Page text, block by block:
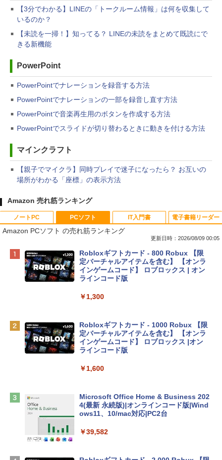
【3分でわかる】LINEの「トークルーム情報」は何を収集して
いるのか？
【未読を一掃！】知ってる？ LINEの未読をまとめて既読にで
きる新機能
PowerPoint
PowerPointでナレーションを録音する方法
PowerPointでナレーションの一部を録音し直す方法
PowerPointで音楽再生用のボタンを作成する方法
PowerPointでスライドが切り替わるときに動きを付ける方法
マインクラフト
【親子でマイクラ】同時プレイで迷子になったら？ お互いの
場所がわかる「座標」の表示方法
Amazon 売れ筋ランキング
ノートPC
Apple 2026 MacBook Neo A18 Proチッ
プ搭載13インチノートブック：AIとAppl
e Intelligenceのために設計、Liquid Ret
inaディスプレイ、8GBユニファイドメモ
eTime HDカメラ、Touch ID - インディ
￥137,800
tomtoc 360°保護 15.6 16インチ パソコ
book Lenovo対応
Apple 2026 MacBook Air M5チップ搭載
igence、13.6インチLiquid Retinaディ
レームカメラ、日本語キーボード、Touc
PCソフト
Amazon PCソフト の売れ筋ランキング
更新日時：2026/08/09 00:05
Robloxギフトカード - 800 Robux 【限
定バーチャルアイテムを含む】 【オンラ
インゲームコード】 ロブロックス | オン
ラインコード版
￥1,300
Robloxギフトカード - 1000 Robux 【限
定バーチャルアイテムを含む】 【オンラ
インゲームコード】 ロブロックス |オン
ラインコード版
￥1,600
Microsoft Office Home & Business 202
4(最新 永続版)|オンラインコード版|Wind
ows11、10/mac対応|PC2台
￥39,582
IT入門書 電子書籍リーダー